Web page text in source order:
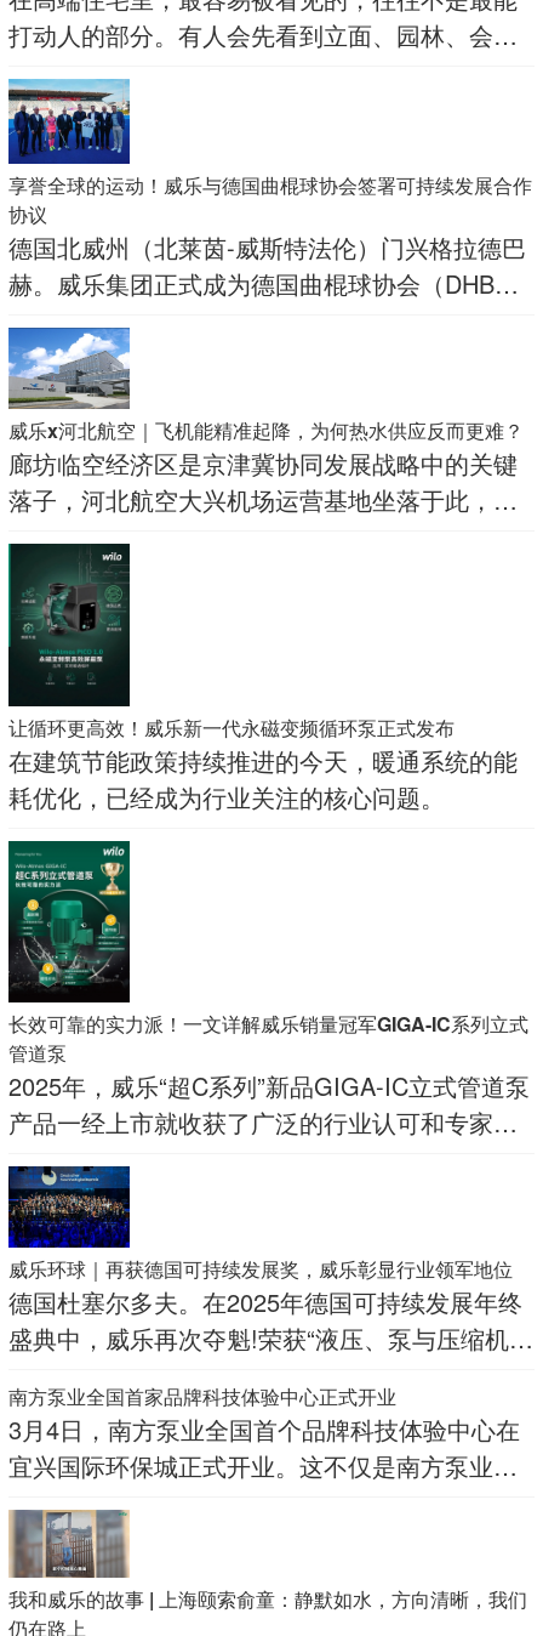
打动人的部分。有人会先看到立面、园林、会
所、精装材料，看到一个项目如何在审美层面建
立身份感
享誉全球的运动！威乐与德国曲棍球协会签署可持续发展合作
协议
德国北威州（北莱茵-威斯特法伦）门兴格拉德巴
赫。威乐集团正式成为德国曲棍球协会（DHB）
新任全球可持续发展合作伙伴。
威乐x河北航空｜飞机能精准起降，为何热水供应反而更难？
廊坊临空经济区是京津冀协同发展战略中的关键
落子，河北航空大兴机场运营基地坐落于此，以9
万平方米的体量，涵盖了总部办公楼、空勤出勤
楼、地勤出勤楼及GOC运行指挥中心等关键设
施。
让循环更高效！威乐新一代永磁变频循环泵正式发布
在建筑节能政策持续推进的今天，暖通系统的能
耗优化，已经成为行业关注的核心问题。
长效可靠的实力派！一文详解威乐销量冠军GIGA-IC系列立式
管道泵
2025年，威乐“超C系列”新品GIGA-IC立式管道泵
产品一经上市就收获了广泛的行业认可和专家好
评。
威乐环球｜再获德国可持续发展奖，威乐彰显行业领军地位
德国杜塞尔多夫。在2025年德国可持续发展年终
盛典中，威乐再次夺魁!荣获“液压、泵与压缩机”
南方泵业全国首家品牌科技体验中心正式开业
3月4日，南方泵业全国首个品牌科技体验中心在
宜兴国际环保城正式开业。这不仅是南方泵业战
略升级的重要里程碑，更是品牌深耕区域市场、
赋能行业伙伴的全新探索
我和威乐的故事 | 上海颐索俞童：静默如水，方向清晰，我们
仍在路上